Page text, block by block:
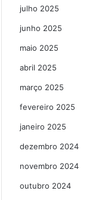
julho 2025
junho 2025
maio 2025
abril 2025
março 2025
fevereiro 2025
janeiro 2025
dezembro 2024
novembro 2024
outubro 2024